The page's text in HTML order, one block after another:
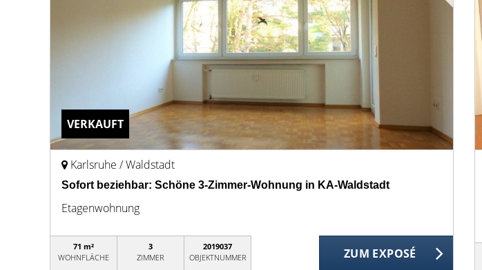
VERKAUFT
Karlsruhe / Waldstadt
Sofort beziehbar: Schöne 3-Zimmer-Wohnung in KA-Waldstadt
Etagenwohnung
71 m²
WOHNFLÄCHE
3
ZIMMER
2019037
OBJEKTNUMMER
ZUM EXPOSÉ